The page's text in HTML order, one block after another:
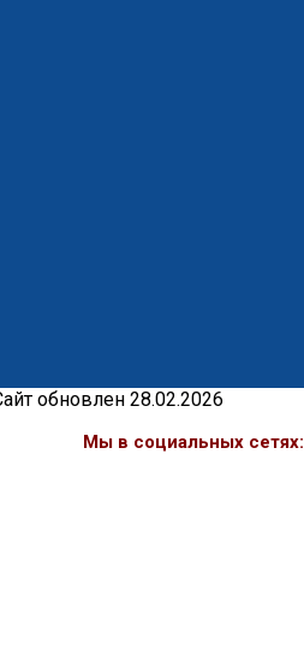
обновлен 28.02.2026
Мы в социальных сетях: